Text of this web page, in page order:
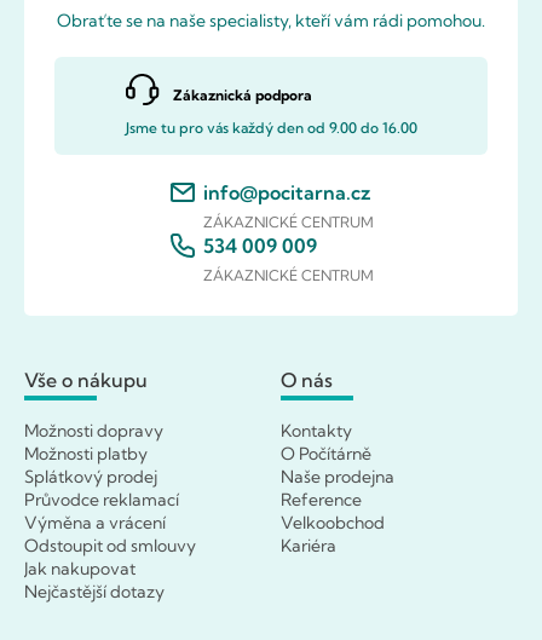
Obraťte se na naše specialisty, kteří vám rádi pomohou.
Zákaznická podpora
Jsme tu pro vás každý den od 9.00 do 16.00
info@pocitarna.cz
ZÁKAZNICKÉ CENTRUM
534 009 009
ZÁKAZNICKÉ CENTRUM
Vše o nákupu
Možnosti dopravy
Možnosti platby
Splátkový prodej
Průvodce reklamací
Výměna a vrácení
Odstoupit od smlouvy
Jak nakupovat
Nejčastější dotazy
O nás
Kontakty
O Počítárně
Naše prodejna
Reference
Velkoobchod
Kariéra